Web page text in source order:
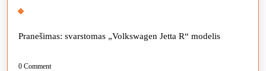
Pranešimas: svarstomas „Volkswagen Jetta R“ modelis
0 Comment